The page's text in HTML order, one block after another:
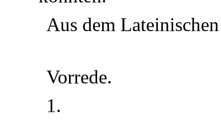
Aus dem
Vorrede.
1.